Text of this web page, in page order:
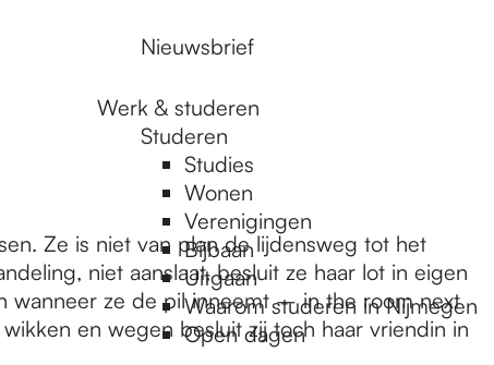
Nieuwsbrief
Werk & studeren
Studeren
Studies
Wonen
Verenigingen
Bijbaan
Uitgaan
Waarom studeren in Nijmegen
Open dagen
Ze is niet van plan de lijdensweg tot het
niet aanslaat, besluit ze haar lot in eigen
wanneer ze de pil inneemt – in the room next
en wegen besluit zij toch haar vriendin in